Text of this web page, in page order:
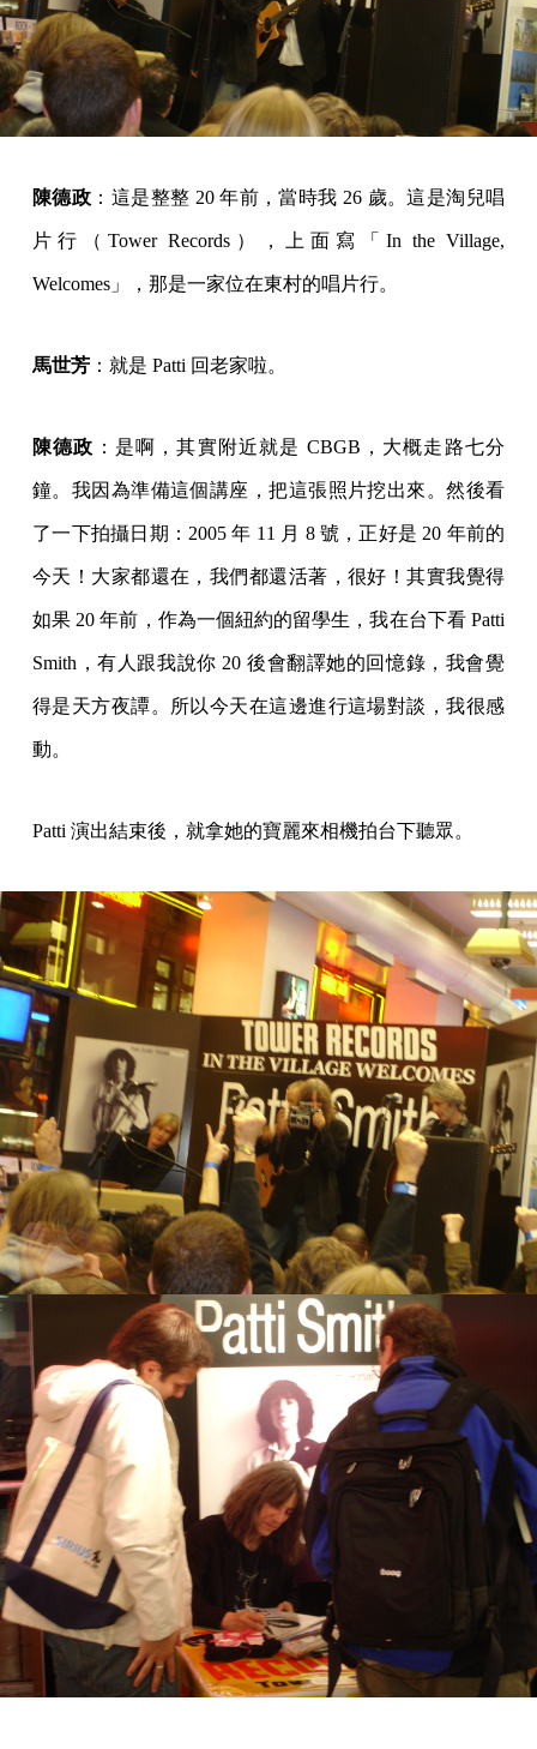
陳德政 ：這是整整 20 年前，當時我 26 歲。這是淘兒唱
片行（Tower Records），上面寫「In the Village,
Welcomes」，那是一家位在東村的唱片行。
馬世芳 ：就是 Patti 回老家啦。
陳德政 ：是啊，其實附近就是 CBGB，大概走路七分
鐘。我因為準備這個講座，把這張照片挖出來。然後看
了一下拍攝日期：2005 年 11 月 8 號，正好是 20 年前的
今天！大家都還在，我們都還活著，很好！其實我覺得
如果 20 年前，作為一個紐約的留學生，我在台下看 Patti
Smith，有人跟我說你 20 後會翻譯她的回憶錄，我會覺
得是天方夜譚。所以今天在這邊進行這場對談，我很感
動。
Patti 演出結束後，就拿她的寶麗來相機拍台下聽眾。